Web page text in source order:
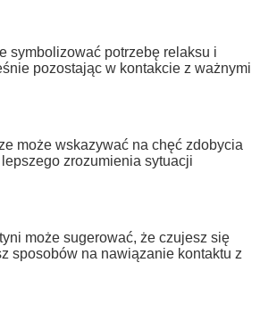
symbolizować potrzebę relaksu i
pozostając w kontakcie z ważnymi
może wskazywać na chęć zdobycia
zrozumienia sytuacji
może sugerować, że czujesz się
sposobów na nawiązanie kontaktu z